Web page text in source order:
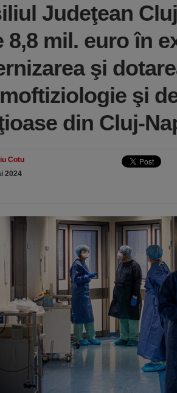
Judeţean
8,8 mil. euro în
şi
şi
din Cluj-
Cotu
2024